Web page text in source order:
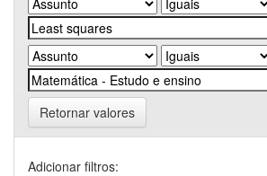
Retornar valores
Adicionar filtros: